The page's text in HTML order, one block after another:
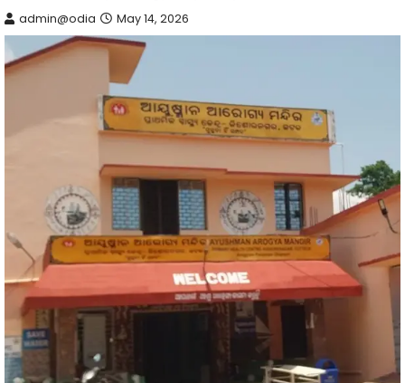
admin@odia May 14, 2026